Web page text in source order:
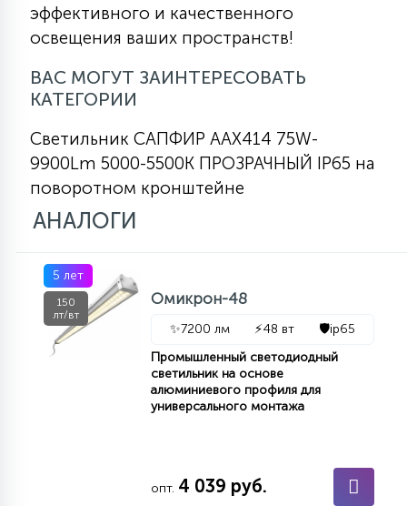
эффективного и качественного
освещения ваших пространств!
ВАС МОГУТ ЗАИНТЕРЕСОВАТЬ
КАТЕГОРИИ
Светильник САПФИР AAX414 75W-
9900Lm 5000-5500К ПРОЗРАЧНЫЙ IP65 на
поворотном кронштейне
АНАЛОГИ
5 лет
150
лт/вт
Омикрон-48
✨7200 лм ⚡48 вт 🛡️ip65
Промышленный светодиодный
светильник на основе
алюминиевого профиля для
универсального монтажа
опт. 4 039 руб.